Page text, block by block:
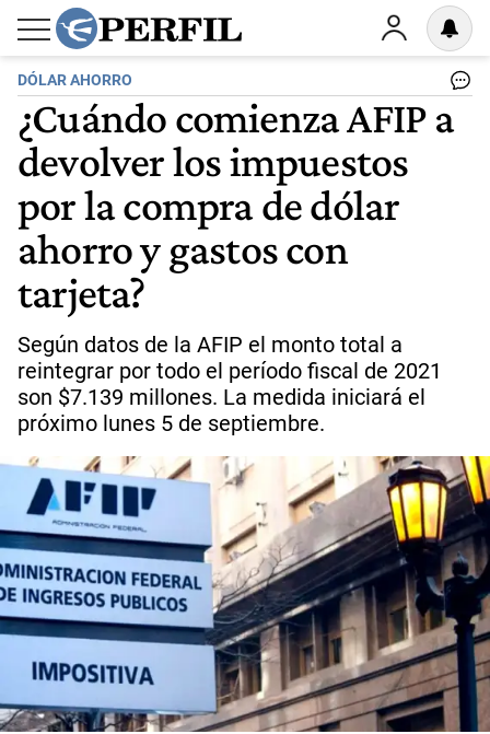
DÓLAR AHORRO
¿Cuándo comienza AFIP a
devolver los impuestos
por la compra de dólar
ahorro y gastos con
tarjeta?
Según datos de la AFIP el monto total a
reintegrar por todo el período fiscal de 2021
son $7.139 millones. La medida iniciará el
próximo lunes 5 de septiembre.